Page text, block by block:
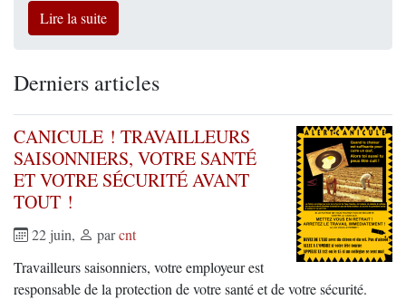
Lire la suite
Derniers articles
CANICULE ! TRAVAILLEURS
SAISONNIERS, VOTRE SANTÉ
ET VOTRE SÉCURITÉ AVANT
TOUT !
22 juin, parcnt
Travailleurs saisonniers, votre employeur est
responsable de la protection de votre santé et de votre sécurité.